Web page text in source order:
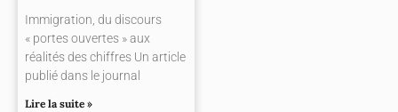
Immigration, du discours
« portes ouvertes » aux
réalités des chiffres Un article
publié dans le journal
Lire la suite »